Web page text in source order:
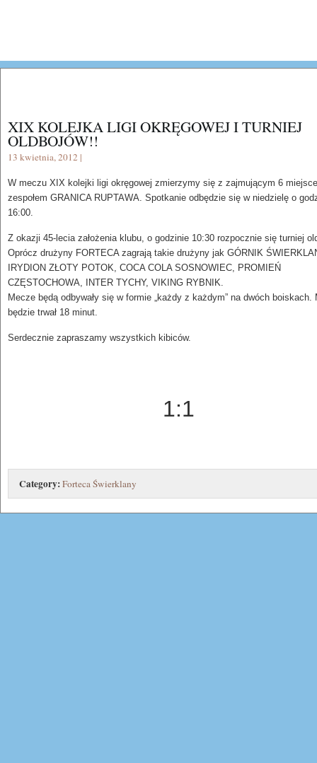
XIX KOLEJKA LIGI OKRĘGOWEJ I TURNIEJ
OLDBOJÓW!!
13 kwietnia, 2012 |
W meczu XIX kolejki ligi okręgowej zmierzymy się z zajmującym 6 miejsce
zespołem GRANICA RUPTAWA. Spotkanie odbędzie się w niedzielę o
16:00.
Z okazji 45-lecia założenia klubu, o godzinie 10:30 rozpocznie się turniej
Oprócz drużyny FORTECA zagrają takie drużyny jak GÓRNIK
IRYDION ZŁOTY POTOK, COCA COLA SOSNOWIEC, PROMIEŃ
CZĘSTOCHOWA, INTER TYCHY, VIKING RYBNIK.
Mecze będą odbywały się w formie „każdy z każdym” na dwóch boiskach.
będzie trwał 18 minut.
Serdecznie zapraszamy wszystkich kibiców.
1:1
Category:Forteca Świerklany